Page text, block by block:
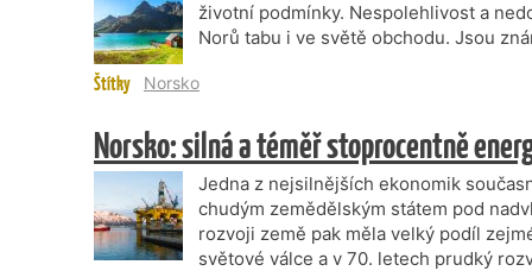
životní podmínky. Nespolehlivost a
Norů tabu i ve světě obchodu. Jsou
Štítky Norsko
Norsko: silná a téměř stoprocentně
Jedna z nejsilnějších ekonomik
chudým zemědělským státem pod
rozvoji země pak měla velký podíl
světové válce a v 70. letech prudký